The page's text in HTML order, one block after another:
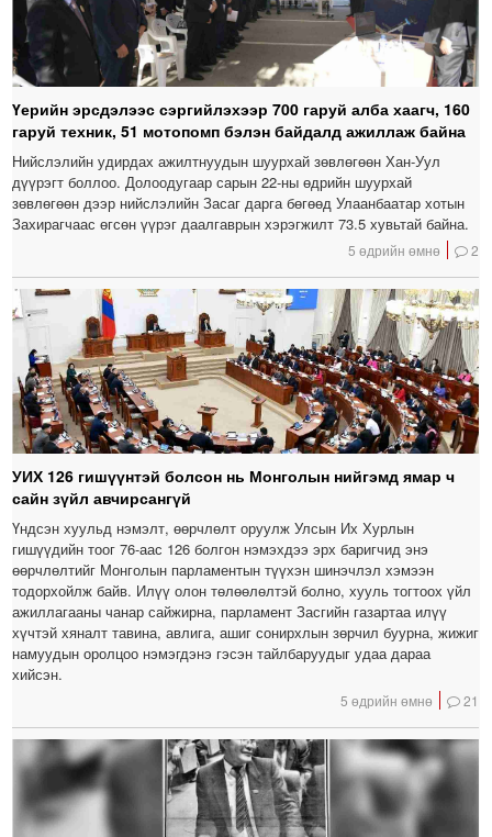
Үерийн эрсдэлээс сэргийлэхээр 700 гаруй алба хаагч, 160
гаруй техник, 51 мотопомп бэлэн байдалд ажиллаж байна
Нийслэлийн удирдах ажилтнуудын шуурхай зөвлөгөөн Хан-Уул
дүүрэгт боллоо. Долоодугаар сарын 22-ны өдрийн шуурхай
зөвлөгөөн дээр нийслэлийн Засаг дарга бөгөөд Улаанбаатар хотын
Захирагчаас өгсөн үүрэг даалгаврын хэрэгжилт 73.5 хувьтай байна.
5 өдрийн өмнө 2
УИХ 126 гишүүнтэй болсон нь Монголын нийгэмд ямар ч
сайн зүйл авчирсангүй
Үндсэн хуульд нэмэлт, өөрчлөлт оруулж Улсын Их Хурлын
гишүүдийн тоог 76-аас 126 болгон нэмэхдээ эрх баригчид энэ
өөрчлөлтийг Монголын парламентын түүхэн шинэчлэл хэмээн
тодорхойлж байв. Илүү олон төлөөлөлтэй болно, хууль тогтоох үйл
ажиллагааны чанар сайжирна, парламент Засгийн газартаа илүү
хүчтэй хяналт тавина, авлига, ашиг сонирхлын зөрчил буурна, жижиг
намуудын оролцоо нэмэгдэнэ гэсэн тайлбаруудыг удаа дараа
хийсэн.
5 өдрийн өмнө 21